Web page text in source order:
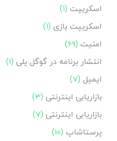
اسکریپت (۱)
اسکریپت بازی (۱)
امنیت (۶۹)
انتشار برنامه در گوگل پلی (۱)
ایمیل (۷)
بازاریابی اینترنتی (۳)
بازاریابی اینترنتی (۷)
پرستاشاپ (۱۰)